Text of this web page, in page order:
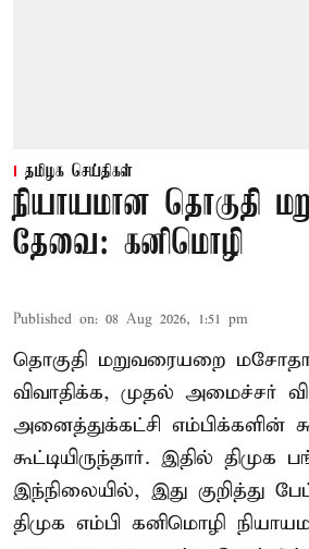
தமிழக செய்திகள்
நியாயமான தொகுதி
தேவை: கனிமொழி
Published on: 08 Aug 2026, 1:51 pm
தொகுதி மறுவரையறை மசோதா
விவாதிக்க, முதல் அமைச்சர்
அனைத்துக்கட்சி எம்பிக்களின்
கூட்டியிருந்தார். இதில்
இந்நிலையில், இது குறித்து
திமுக எம்பி கனிமொழி